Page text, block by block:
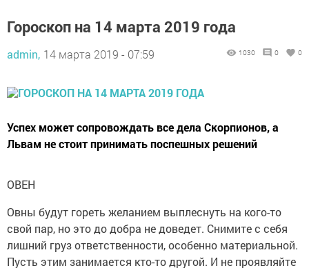
Гороскоп на 14 марта 2019 года
admin, 14 марта 2019 - 07:59 1030 0 0
Успех может сопровождать все дела Скорпионов, а
Львам не стоит принимать поспешных решений
ОВЕН
Овны будут гореть желанием выплеснуть на кого-то
свой пар, но это до добра не доведет. Снимите с себя
лишний груз ответственности, особенно материальной.
Пусть этим занимается кто-то другой. И не проявляйте